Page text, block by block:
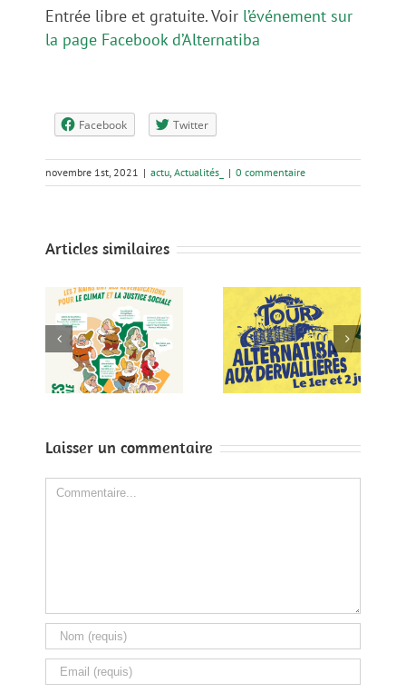
Entrée libre et gratuite. Voir l’événement sur
la page Facebook d’Alternatiba
Facebook Twitter
novembre 1st, 2021 | actu, Actualités_ | 0 commentaire
Articles similaires
Tour Alternatiba
aux
Dervallières, le
1er et 2 juin
Soirée d’accueil
le 28 Septembre
à la BASE
Laisser un commentaire
Comment